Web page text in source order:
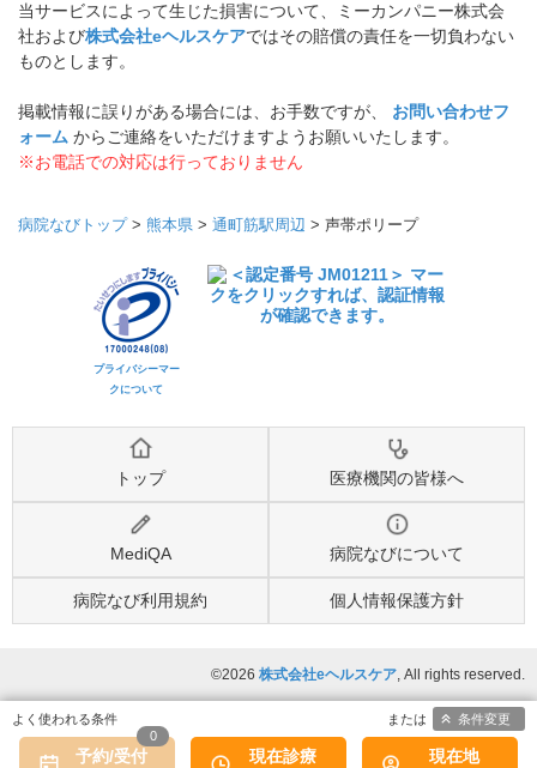
当サービスによって生じた損害について、ミーカンパニー株式会
社および株式会社eヘルスケアではその賠償の責任を一切負わない
ものとします。
掲載情報に誤りがある場合には、お手数ですが、 お問い合わせフ
ォーム からご連絡をいただけますようお願いいたします。
※お電話での対応は行っておりません
病院なびトップ> 熊本県 > 通町筋駅周辺 > 声帯ポリープ
プライバシーマー
クについて
トップ 医療機関の皆様へ
MediQA 病院なびについて
病院なび利用規約 個人情報保護方針
©2026 株式会社eヘルスケア, All rights reserved.
予約/受付
0
現在診療 現在地
条件変更